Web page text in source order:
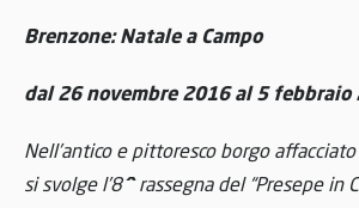
Brenzone: Natale a Campo
dal 26 novembre 2016 al 5 febbraio
Nell’antico e pittoresco borgo
si svolge l’8^rassegna del “Presepe in